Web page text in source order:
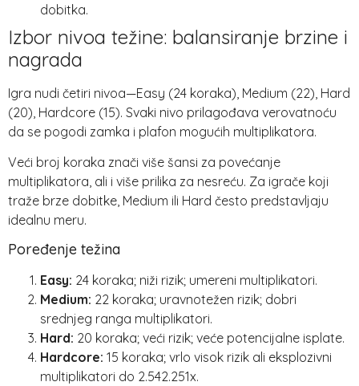
dobitka.
Izbor nivoa težine: balansiranje brzine i
nagrada
Igra nudi četiri nivoa—Easy (24 koraka), Medium (22), Hard
(20), Hardcore (15). Svaki nivo prilagođava verovatnoću
da se pogodi zamka i plafon mogućih multiplikatora.
Veći broj koraka znači više šansi za povećanje
multiplikatora, ali i više prilika za nesreću. Za igrače koji
traže brze dobitke, Medium ili Hard često predstavljaju
idealnu meru.
Poređenje težina
Easy: 24 koraka; niži rizik; umereni multiplikatori.
Medium: 22 koraka; uravnotežen rizik; dobri
srednjeg ranga multiplikatori.
Hard: 20 koraka; veći rizik; veće potencijalne isplate.
Hardcore: 15 koraka; vrlo visok rizik ali eksplozivni
multiplikatori do 2.542.251x.